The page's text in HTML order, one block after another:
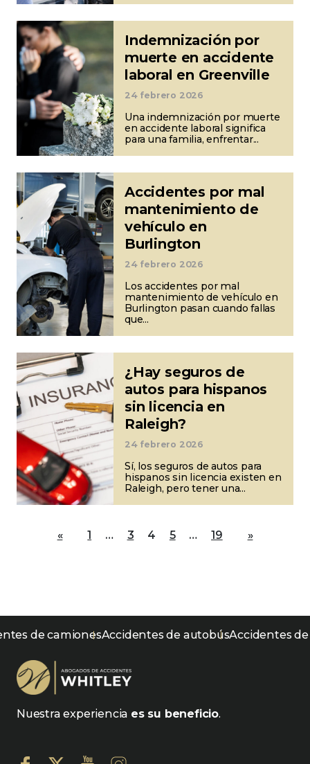
Indemnización por
muerte en accidente
laboral en Greenville
24 febrero 2026
Una indemnización por muerte
en accidente laboral significa
para una familia, enfrentar...
Accidentes por mal
mantenimiento de
vehículo en
Burlington
24 febrero 2026
Los accidentes por mal
mantenimiento de vehículo en
Burlington pasan cuando fallas
que...
¿Hay seguros de
autos para hispanos
sin licencia en
Raleigh?
24 febrero 2026
Sí, los seguros de autos para
hispanos sin licencia existen en
Raleigh, pero tener una...
Paginación
« 1 … 3 4 5 … 19 »
de camionesAccidentes de autobúsAccidentes de
Nuestra experiencia es su beneficio.